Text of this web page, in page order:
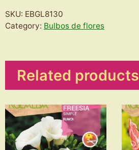
SKU: EBGL8130
Category: Bulbos de flores
Related products